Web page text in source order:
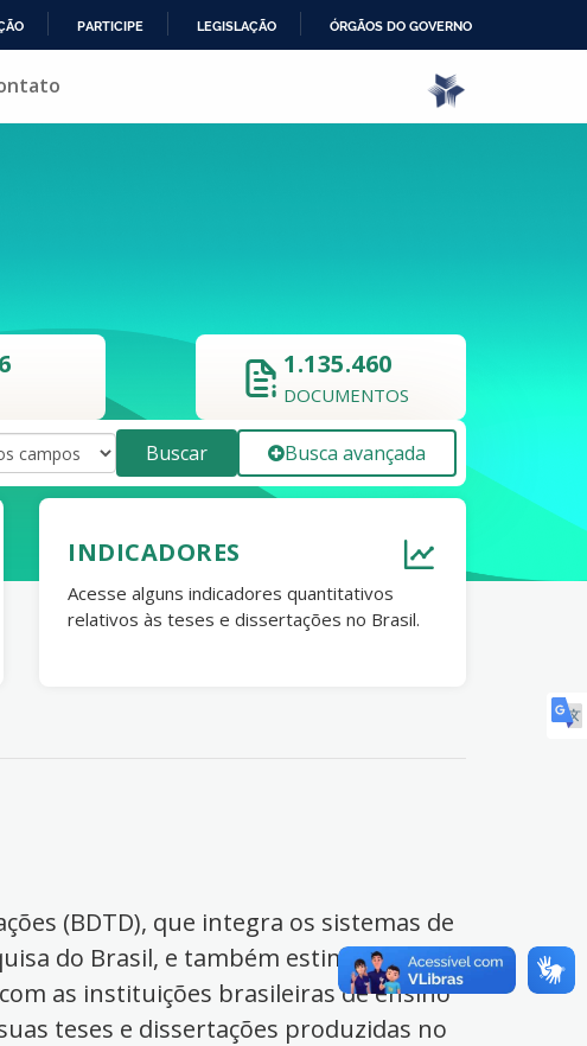
PARTICIPE LEGISLAÇÃO ÓRGÃOS DO GOVERNO
1.135.460
DOCUMENTOS
Buscar Busca avançada
INDICADORES
Acesse alguns indicadores quantitativos
relativos às teses e dissertações no Brasil.
(BDTD), que integra os sistemas de
do Brasil, e também estimula o
as instituições brasileiras de ensino
teses e dissertações produzidas no